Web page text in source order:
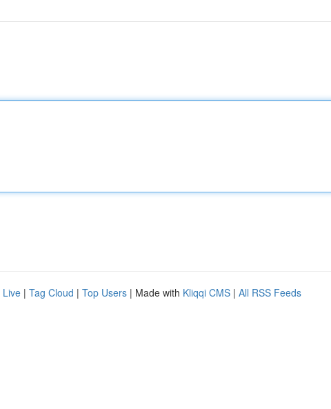
Live | Tag Cloud | Top Users | Made with Kliqqi CMS | All RSS Feeds